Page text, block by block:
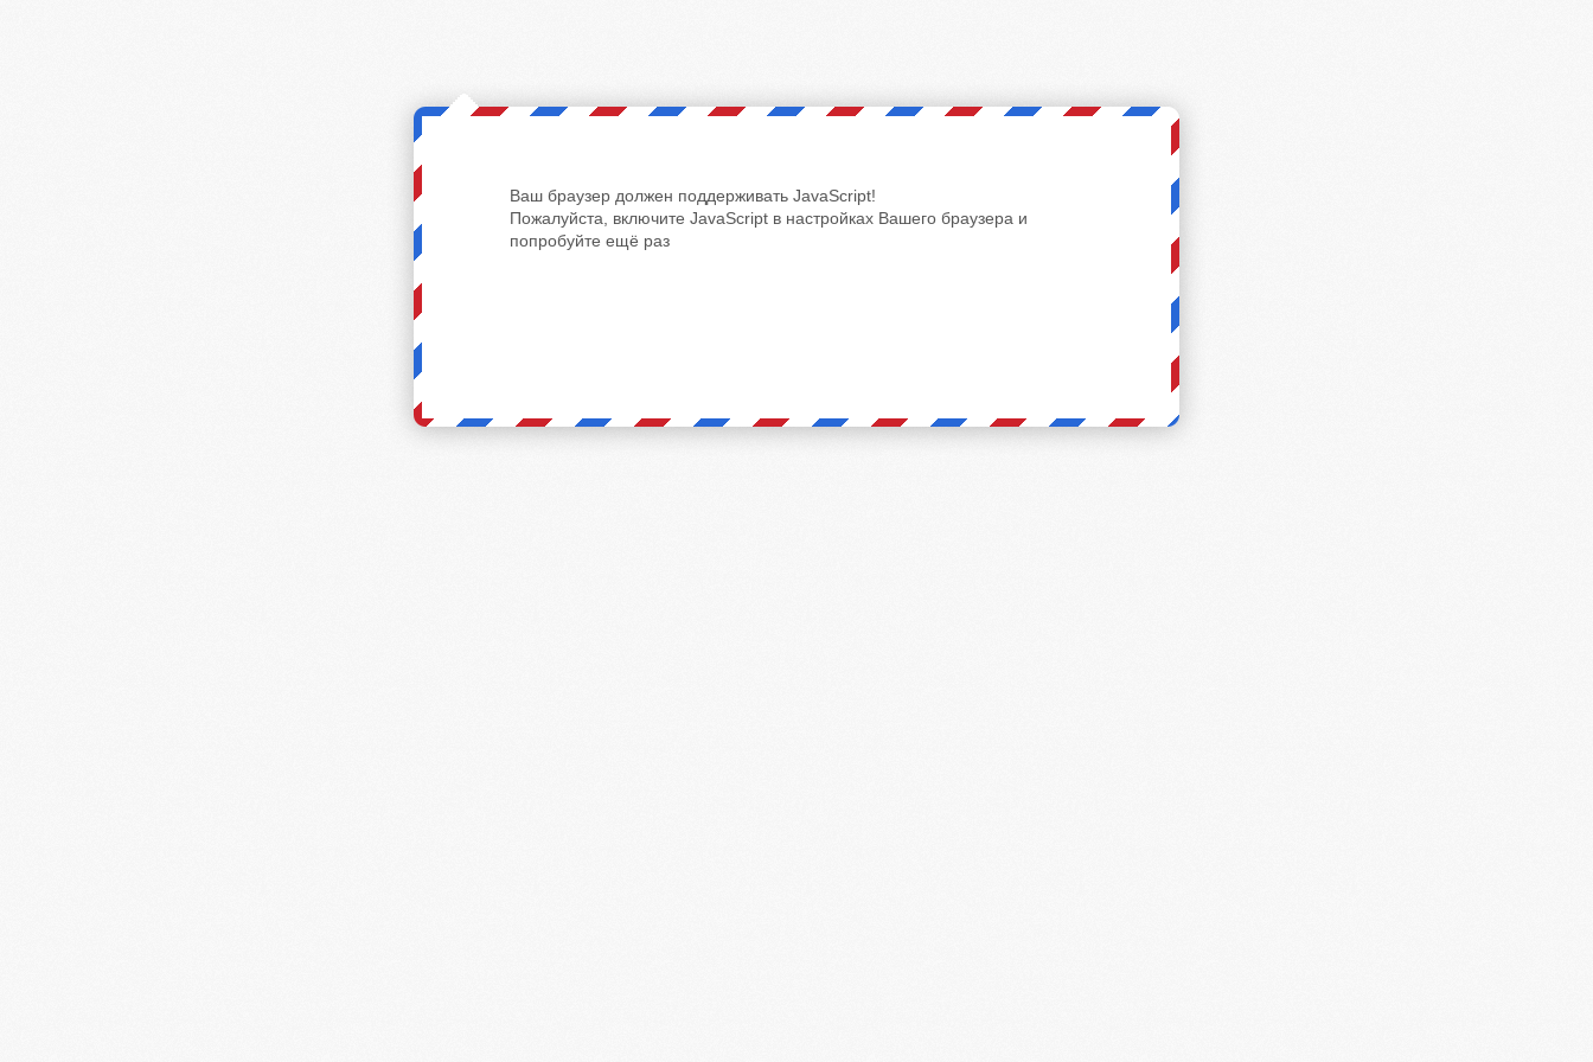
Ваш браузер должен поддерживать JavaScript!
Пожалуйста, включите JavaScript в настройках Вашего браузера и
попробуйте ещё раз